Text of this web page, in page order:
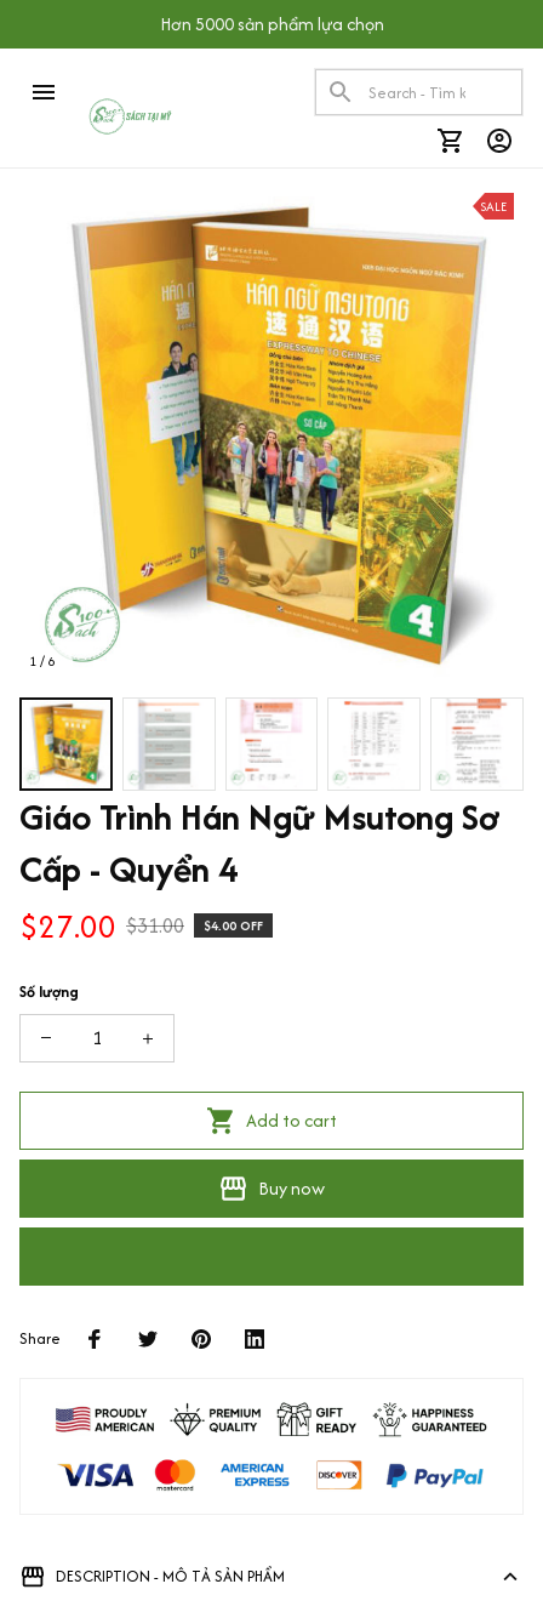
Hơn 5000 sản phẩm lựa chọn
1 / 6
SALE
Giáo Trình Hán Ngữ Msutong Sơ
Cấp - Quyển 4
$27.00 $31.00 $4.00 OFF
Số lượng
Add to cart
Buy now
Share
DESCRIPTION - MÔ TẢ SẢN PHẨM